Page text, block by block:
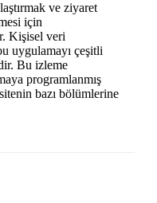
ve ziyaret
için
Kişisel veri
uygulamayı çeşitli
Bu izleme
programlanmış
bazı bölümlerine